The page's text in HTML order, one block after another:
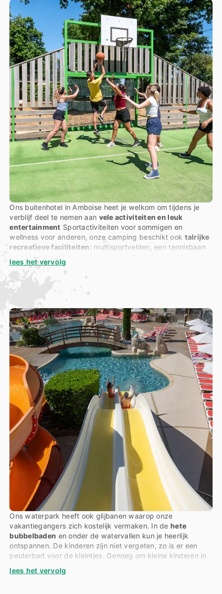
Ons buitenhotel in Amboise heet je welkom om tijdens je
verblijf deel te nemen aan vele activiteiten en leuk
entertainment Sportactiviteiten voor sommigen en
wellness voor anderen, onze camping beschikt ook talrijke
recreatieve faciliteiten: multisportvelden, een tennisbaan
lees het vervolg
Ons waterpark heeft ook glijbanen waarop onze
vakantiegangers zich kostelijk vermaken. In de hete
bubbelbaden en onder de watervallen kun je heerlijk
ontspannen. De kinderen zijn niet vergeten, zo is er een
peuterbad voor de kleintjes. Genoeg om kleine kinderen in
lees het vervolg